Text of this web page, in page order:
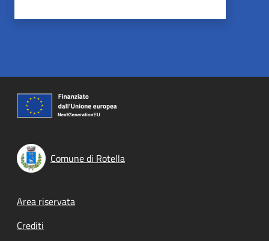
Comune di Rotella
Footer menu
Area riservata
Crediti